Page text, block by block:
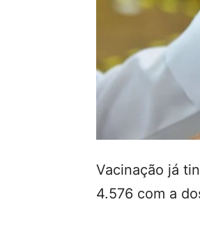
Vacinação já
4.576 com a